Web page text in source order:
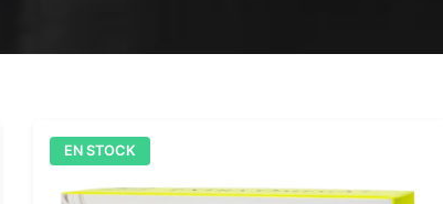
EN STOCK